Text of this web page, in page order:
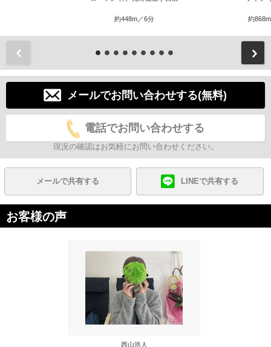
約448m／6分 約
メールでお問い合わせする(無料)
電話でお問い合わせする
現況の確認はお気軽にお問い合わせください。
メールで共有する LINEで共有する
お客様の声
西山浩人